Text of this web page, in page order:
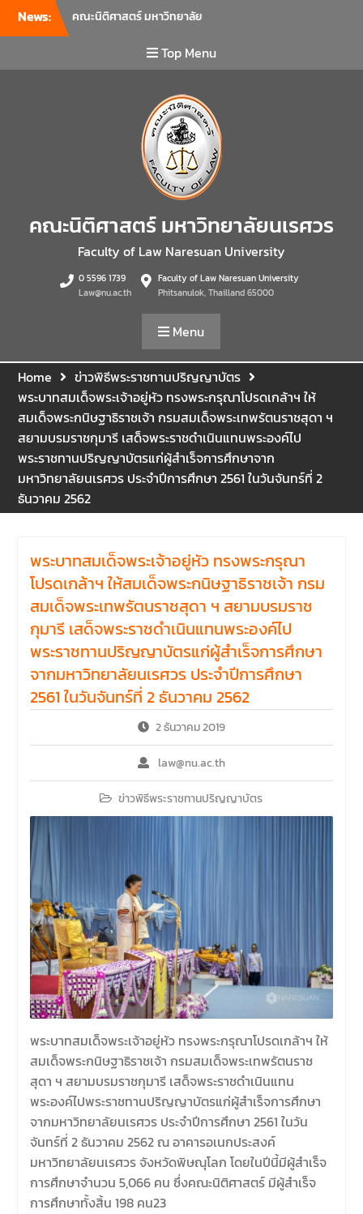
News:
คณะนิติศาสตร์ มหาวิทยาลัย
ความพร้อมเพื่อรับมือภัยพิบัติ
และปฐมพยาบาลเบื้องต้น
อาคารปราบไตรจักร 2
มหาวิทยาลัยนเรศวร โดย
กิจกรรมดังกล่าวจัดขึ้นสำหรับ
บุคลากรที่ปฏิบัติงาน ณ กลุ่ม
อาคารอุตสาหกรรมบริการ เพื่อ
ร่วมกันสร้างพื้นที่การทำงานที่
งานภายในกลุ่มอาคารทั้ง 3
คณะ และ 1 กอง
นเรศวร จัดโครงการปฐมนิเทศ
และพบผู้ปกครอง ประจำปีการ
ศึกษา 2569 โดยได้รับเกียรติ
จาก รองศาสตราจารย์ ดร.บุญ
ญรัตน์ โชคบันดาลชัย คณบดี
คณะนิติศาสตร์ ให้เกียรติเป็น
ประธานในพิธีเปิด พร้อมกล่าว
ต้อนรับและให้โอวาทแก่นิสิตใหม่
มีวัตถุประสงค์เพื่อให้ผู้ปกครอง
และนิสิตได้ทราบถึงนโยบาย
ด้านการเรียนการสอนของคณะ
นิติศาสตร์
รองศาสตราจารย์ ดร.บุญญ
รัตน์ โชคบันดาลชัย คณบดี
ประชุมผู้บริหารคณะพบ
บุคลากรคณะนิติศาสตร์ เพื่อ
เป็นการเตรียมพร้อมก่อนเปิด
ภาคเรียนต้น ปีการศึกษา 2569
พร้อมด้วยรองคณบดีทุกฝ่าย
เข้าร่วมแจ้งนโยบายแนวทาง
การบริหารงานในแต่ละด้านของ
คณะ รวมทั้งการเตรียมความ
พร้อมการจัดการเรียนการสอน
รายวิชาวิจัยทางกฎหมาย และ
รายวิชาตรรกศาสตร์และการ
เขียนในทางนิติศาสตร์ ณ ห้อง
ประชุมชั้น 3 อาคารคณะ
นิติศาสตร์ มหาวิทยาลัยนเรศวร
Top Menu
คณะนิติศาสตร์ มหาวิทยาลัยนเรศวร
Faculty of Law Naresuan University
0 5596 1739
Law@nu.ac.th
Faculty of Law Naresuan University
Phitsanulok, Thailland 65000
Menu
Home
ข่าวพิธีพระราชทานปริญญาบัตร
พระบาทสมเด็จพระเจ้าอยู่หัว ทรงพระกรุณาโปรดเกล้าฯ ให้
สมเด็จพระกนิษฐาธิราชเจ้า กรมสมเด็จพระเทพรัตนราชสุดา ฯ
สยามบรมราชกุมารี เสด็จพระราชดำเนินแทนพระองค์ไป
พระราชทานปริญญาบัตรแก่ผู้สำเร็จการศึกษาจาก
มหาวิทยาลัยนเรศวร ประจำปีการศึกษา 2561 ในวันจันทร์ที่ 2
ธันวาคม 2562
พระบาทสมเด็จพระเจ้าอยู่หัว ทรงพระกรุณา
โปรดเกล้าฯ ให้สมเด็จพระกนิษฐาธิราชเจ้า กรม
สมเด็จพระเทพรัตนราชสุดา ฯ สยามบรมราช
กุมารี เสด็จพระราชดำเนินแทนพระองค์ไป
พระราชทานปริญญาบัตรแก่ผู้สำเร็จการศึกษา
จากมหาวิทยาลัยนเรศวร ประจำปีการศึกษา
2561 ในวันจันทร์ที่ 2 ธันวาคม 2562
2 ธันวาคม 2019
law@nu.ac.th
ข่าวพิธีพระราชทานปริญญาบัตร
พระบาทสมเด็จพระเจ้าอยู่หัว ทรงพระกรุณาโปรดเกล้าฯ ให้
สมเด็จพระกนิษฐาธิราชเจ้า กรมสมเด็จพระเทพรัตนราช
สุดา ฯ สยามบรมราชกุมารี เสด็จพระราชดำเนินแทน
พระองค์ไปพระราชทานปริญญาบัตรแก่ผู้สำเร็จการศึกษา
จากมหาวิทยาลัยนเรศวร ประจำปีการศึกษา 2561 ในวัน
จันทร์ที่ 2 ธันวาคม 2562 ณ อาคารอเนกประสงค์
มหาวิทยาลัยนเรศวร จังหวัดพิษณุโลก โดยในปีนี้มีผู้สำเร็จ
การศึกษาจำนวน 5,066 คน ซึ่งคณะนิติศาสตร์ มีผู้สำเร็จ
การศึกษาทั้งสิ้น 198 คน23